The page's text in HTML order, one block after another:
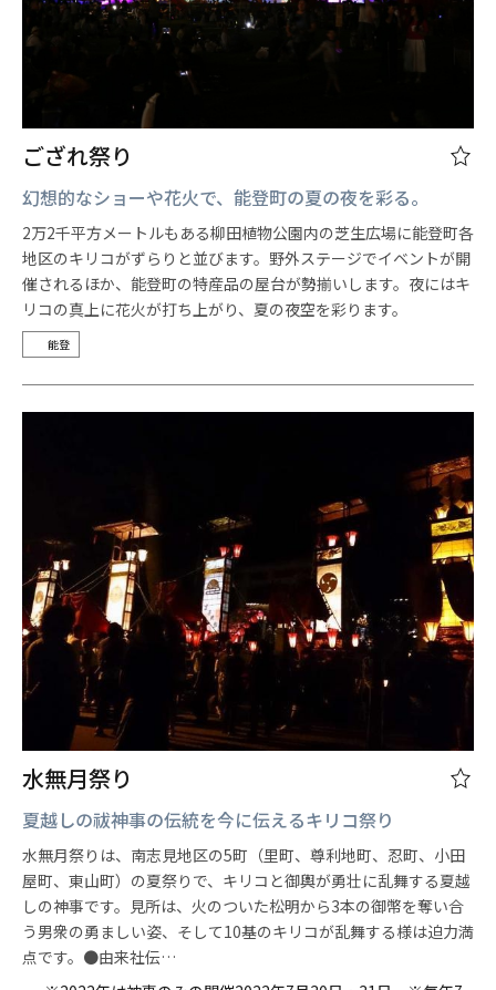
ござれ祭り
幻想的なショーや花火で、能登町の夏の夜を彩る。
2万2千平方メートルもある柳田植物公園内の芝生広場に能登町各
地区のキリコがずらりと並びます。野外ステージでイベントが開
催されるほか、能登町の特産品の屋台が勢揃いします。夜にはキ
リコの真上に花火が打ち上がり、夏の夜空を彩ります。
能登
水無月祭り
夏越しの祓神事の伝統を今に伝えるキリコ祭り
水無月祭りは、南志見地区の5町（里町、尊利地町、忍町、小田
屋町、東山町）の夏祭りで、キリコと御輿が勇壮に乱舞する夏越
しの神事です。見所は、火のついた松明から3本の御幣を奪い合
う男衆の勇ましい姿、そして10基のキリコが乱舞する様は迫力満
点です。●由来社伝…